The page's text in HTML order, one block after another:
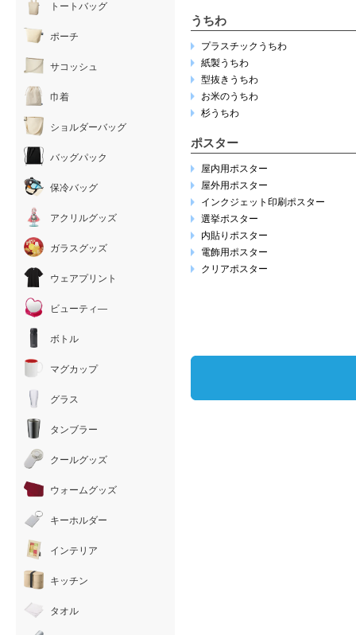
うちわ
プラスチックうちわ
紙製うちわ
型抜きうちわ
お米のうちわ
杉うちわ
ポスター
屋内用ポスター
屋外用ポスター
インクジェット印刷ポスター
選挙ポスター
内貼りポスター
電飾用ポスター
クリアポスター
トートバッグ
ポーチ
サコッシュ
巾着
ショルダーバッグ
バッグパック
保冷バッグ
アクリルグッズ
ガラスグッズ
ウェアプリント
ビューティ―
ボトル
マグカップ
グラス
タンブラー
クールグッズ
ウォームグッズ
キーホルダー
インテリア
キッチン
タオル